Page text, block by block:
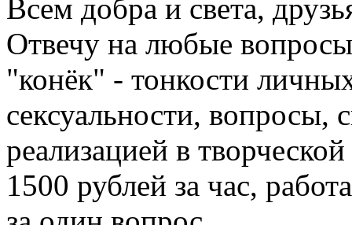
Всем добра и света,
Отвечу на любые
"конёк" - тонкости
сексуальности, вопросы,
реализацией в
1500 рублей за час,